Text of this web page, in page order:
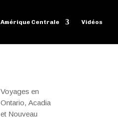
Amérique Centrale Vidéos
Voyages en
Ontario, Acadia
et Nouveau